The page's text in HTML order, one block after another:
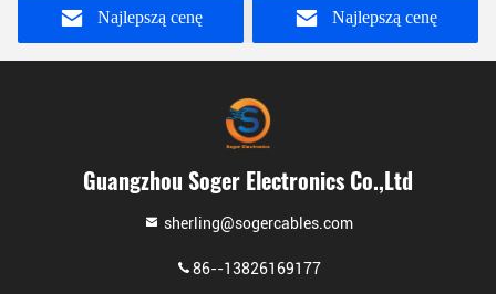
Najlepszą cenę Najlepszą cenę
Guangzhou Soger Electronics Co.,Ltd
sherling@sogercables.com
86--13826169177